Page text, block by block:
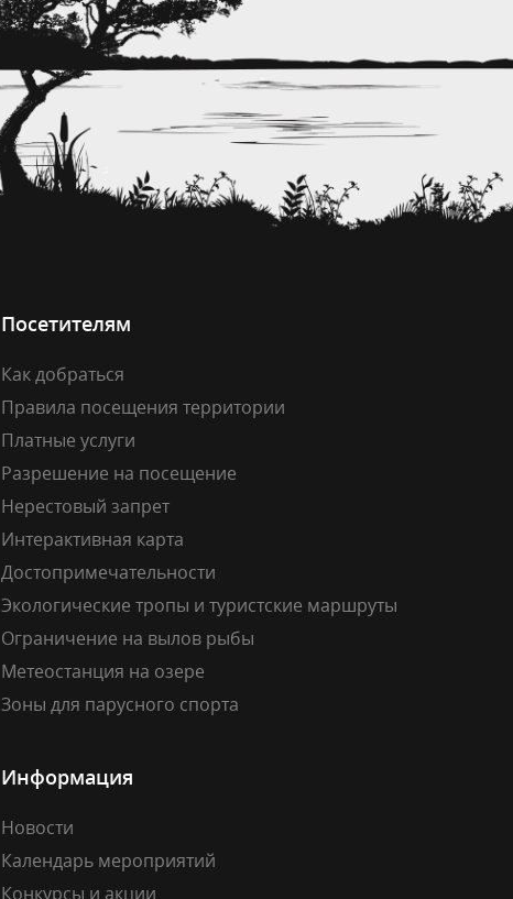
Посетителям
Как добраться
Правила посещения территории
Платные услуги
Разрешение на посещение
Нерестовый запрет
Интерактивная карта
Достопримечательности
Экологические тропы и туристские маршруты
Ограничение на вылов рыбы
Метеостанция на озере
Зоны для парусного спорта
Информация
Новости
Календарь мероприятий
Конкурсы и акции